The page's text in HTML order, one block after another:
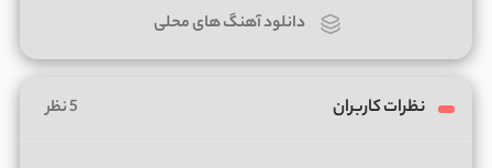
دانلود آهنگ های محلی
نظرات کاربران 5 نظر